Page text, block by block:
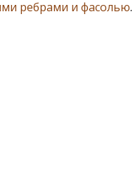
ребрами и фасолью.